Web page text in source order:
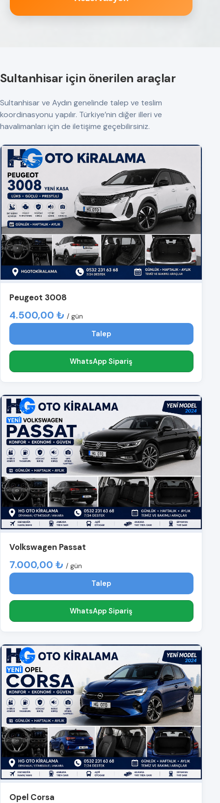
Sultanhisar için önerilen araçlar
Sultanhisar ve Aydın genelinde talep ve teslim
koordinasyonu yapılır. Türkiye’nin diğer illeri ve
havalimanları için de iletişime geçebilirsiniz.
Peugeot 3008
4.500,00 ₺ / gün
Talep
WhatsApp Sipariş
Volkswagen Passat
7.000,00 ₺ / gün
Talep
WhatsApp Sipariş
Opel Corsa